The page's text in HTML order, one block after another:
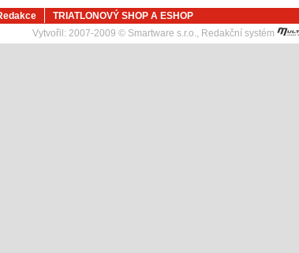
TRIATLONOVÝ SHOP A ESHOP
Vytvořil: 2007-2009 © Smartware s.r.o., Redakční systém